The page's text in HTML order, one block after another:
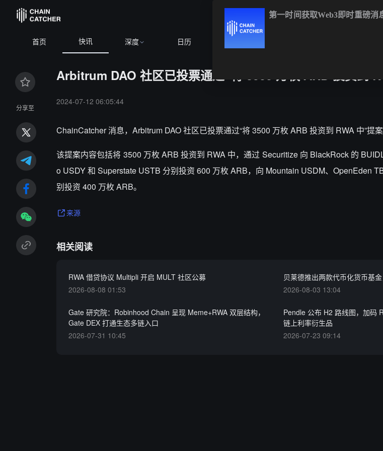
首页 快讯 深度 日历
分享至
Arbitrum DAO 社区已投票通过“将 3500 万枚 ARB 投资到
2024-07-12 06:05:44
ChainCatcher 消息，Arbitrum DAO 社区已投票通过“将 3500 万枚 ARB 投资到 RWA 中”提
该提案内容包括将 3500 万枚 ARB 投资到 RWA 中，通过 Securitize 向 BlackRock 的
o USDY 和 Superstate USTB 分别投资 600 万枚 ARB，向 Mountain USDM、OpenEden
别投资 400 万枚 ARB。
来源
相关阅读
RWA 借贷协议 Multipli 开启 MULT 社区公募
2026-08-08 01:53
贝莱德推出两款代币化货币基
2026-08-03 13:04
Gate 研究院：Robinhood Chain 呈现 Meme+RWA 双层结构，
Gate DEX 打通生态多链入口
2026-07-31 10:45
Pendle 公布 H2 路线图，加码
链上利率衍生品
2026-07-23 09:14
第一时间获取Web3即时重磅消